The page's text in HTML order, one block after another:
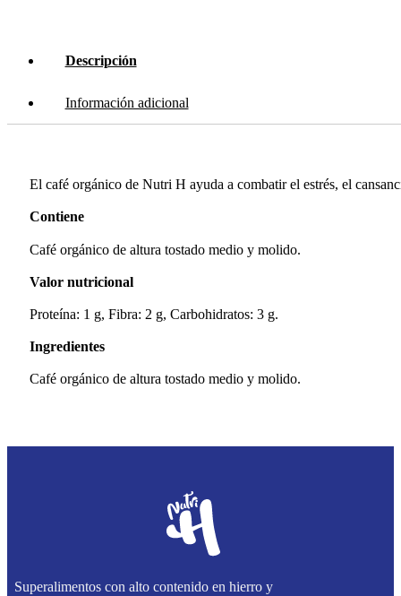
Descripción
Información adicional
El café orgánico de Nutri H ayuda a combatir el estrés, el
Contiene
Café orgánico de altura tostado medio y molido.
Valor nutricional
Proteína: 1 g, Fibra: 2 g, Carbohidratos: 3 g.
Ingredientes
Café orgánico de altura tostado medio y molido.
Superalimentos con alto contenido en hierro y